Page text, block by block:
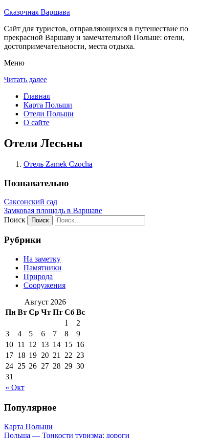
Сказочная Варшава
Сайт для туристов, отправляющихся в путешествие по
прекрасной Варшаву и замечательной Польше: отели,
достопримечательности, места отдыха.
Меню
Читать далее
Главная
Карта Польши
Отели Польши
О сайте
Отели Лесьны
Отель Zamek Czocha
Познавательно
Саксонский сад
Замковая площадь в Варшаве
Поиск
Рубрики
На заметку
Памятники
Природа
Сооружения
Август 2026
Пн Вт Ср Чт Пт Сб Вс
« Окт
1
2
3
4 5 6 7 8
9
10 11 12 13 14 15 16
17 18 19 20 21 22 23
24 25 26 27 28 29 30
31
Популярное
Карта Польши
Польша — Тонкости туризма: дороги